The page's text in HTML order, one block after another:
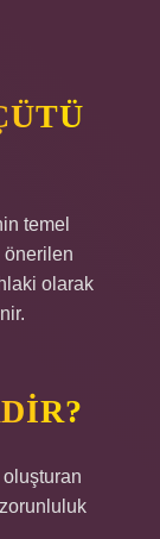
temel
önerilen
olarak
oluşturan